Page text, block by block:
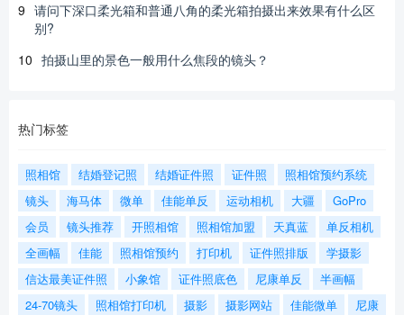
9 请问下深口柔光箱和普通八角的柔光箱拍摄出来效果有什么区
别?
10 拍摄山里的景色一般用什么焦段的镜头？
热门标签
照相馆 结婚登记照 结婚证件照 证件照
照相馆预约系统
镜头
海马体 微单 佳能单反 运动相机 大疆
GoPro
会员
镜头推荐 开照相馆 照相馆加盟 天真蓝
单反相机
全画幅
佳能 照相馆预约 打印机 证件照排版
学摄影
信达最美证件照
小象馆 证件照底色 尼康单反
半画幅
24-70镜头
照相馆打印机 摄影 摄影网站 佳能微单
尼康